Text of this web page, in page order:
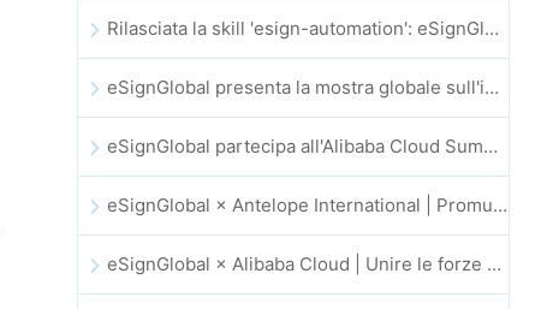
Rilasciata la skill 'esign-automation': eSignGlobal potenzia OpenClaw con firme elettroniche automatizzate
eSignGlobal presenta la mostra globale sull'innovazione GIS 2025
eSignGlobal partecipa all'Alibaba Cloud Summit 2025 di Hong Kong, promuovendo l'innovazione cloud guidata dall'IA e la fiducia digitale
eSignGlobal × Antelope International | Promuovere flussi di lavoro digitali sicuri e guidati dall’IA
eSignGlobal × Alibaba Cloud | Unire le forze per rafforzare la fiducia digitale globale nel fintech